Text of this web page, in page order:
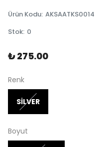
Ürün Kodu: AKSAATKS0014
Stok: 0
₺ 275.00
Renk
SİLVER
Boyut